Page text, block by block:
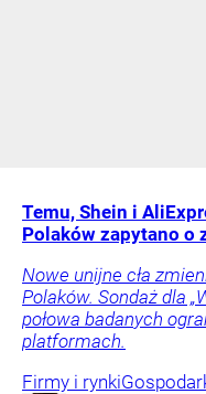
Temu, Shein i
Polaków zapytano o
Nowe unijne cła
Polaków. Sondaż dla
połowa badanych
platformach.
Firmy i rynki